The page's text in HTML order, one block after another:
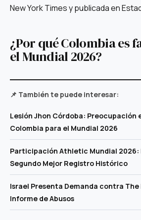
New York Times y publicada en
¿Por qué Colombia es
el Mundial 2026?
📌 También te puede interesar:
Lesión Jhon Córdoba: Preocupación
Colombia para el Mundial 2026
Participación Athletic Mundial 2026:
Segundo Mejor Registro Histórico
Israel Presenta Demanda contra The
Informe de Abusos